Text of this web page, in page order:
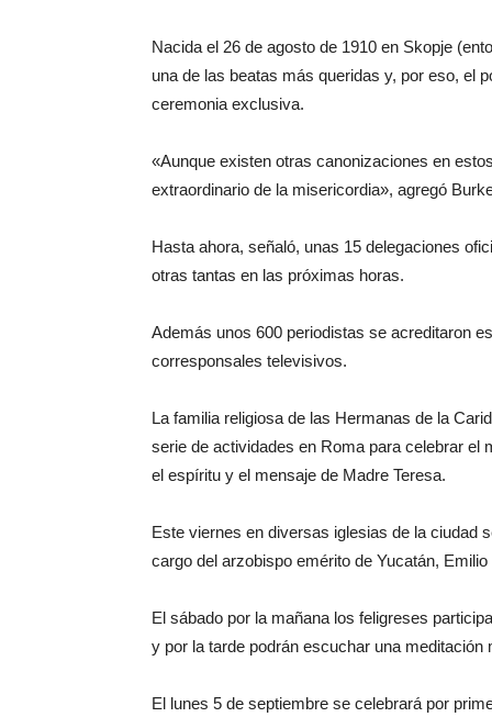
Nacida el 26 de agosto de 1910 en Skopje
una de las beatas más queridas y, por eso, el
ceremonia exclusiva.
«Aunque existen otras canonizaciones en
extraordinario de la misericordia», agregó
Hasta ahora, señaló, unas 15 delegaciones
otras tantas en las próximas horas.
Además unos 600 periodistas se acreditaron
corresponsales televisivos.
La familia religiosa de las Hermanas de la
serie de actividades en Roma para celebrar el
el espíritu y el mensaje de Madre Teresa.
Este viernes en diversas iglesias de la ciudad
cargo del arzobispo emérito de Yucatán,
El sábado por la mañana los feligreses
y por la tarde podrán escuchar una
El lunes 5 de septiembre se celebrará por